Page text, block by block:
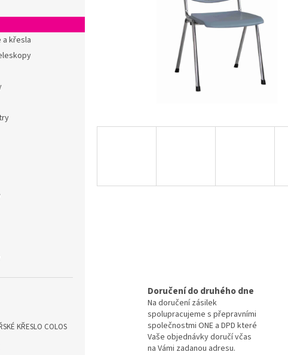
a křesla
KŘESLO COLOS
Doručení do druhého dne
Na doručení zásilek
spolupracujeme s přepravními
společnostmi ONE a DPD které
Vaše objednávky doručí včas
na Vámi zadanou adresu.